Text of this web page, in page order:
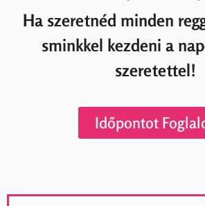
Ha szeretnéd minden
sminkkel kezdeni a
szeretettel!
Időpontot